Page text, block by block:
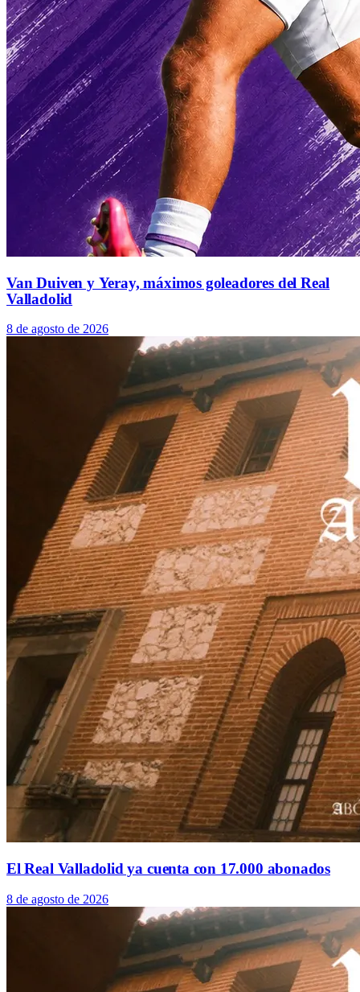
Van Duiven y Yeray, máximos goleadores del Real
Valladolid
8 de agosto de 2026
El Real Valladolid ya cuenta con 17.000 abonados
8 de agosto de 2026